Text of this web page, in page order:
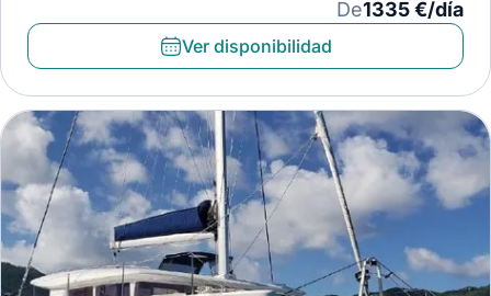
De1335 €/día
Ver disponibilidad